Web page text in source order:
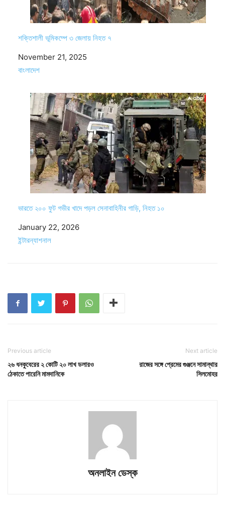
শক্তিশালী ভূমিকম্পে ৩ জেলায় নিহত ৭
Date
November 21, 2025
In relation to
বাংলাদেশ
ভারতে ২০০ ফুট গভীর খাদে পড়ল সেনাবাহিনীর গাড়ি, নিহত ১০
Date
January 22, 2026
In relation to
ইন্টারন্যাশনাল
Previous article
২৬ ধনকুবেরের ২ কোটি ২০ লাখ ডলারও
ঠেকাতে পারেনি মামদানিকে
Next article
রাজের সঙ্গে প্রেমের গুঞ্জনে সামান্থার
সিলমোহর
অনলাইন ডেস্ক